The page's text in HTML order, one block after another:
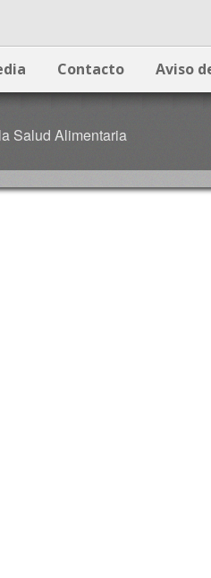
Contacto Aviso
Salud Alimentaria